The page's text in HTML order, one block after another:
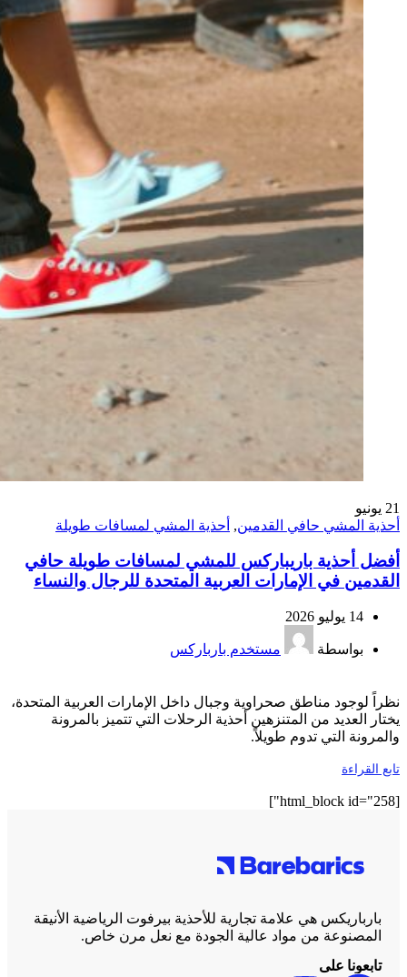
21 يونيو
أحذية المشي حافي القدمين, أحذية المشي لمسافات طويلة
أفضل أحذية باريباركس للمشي لمسافات طويلة حافي
القدمين في الإمارات العربية المتحدة للرجال والنساء
14 يوليو 2026
بواسطة مستخدم بارباركس
نظراً لوجود مناطق صحراوية وجبال داخل الإمارات العربية المتحدة،
يختار العديد من المتنزهين أحذية الرحلات التي تتميز بالمرونة
والمرونة التي تدوم طويلاً.
تابع القراءة
[html_block id="258"]
بارباريكس هي علامة تجارية للأحذية بيرفوت الرياضية الأنيقة
المصنوعة من مواد عالية الجودة مع نعل مرن خاص.
تابعونا على